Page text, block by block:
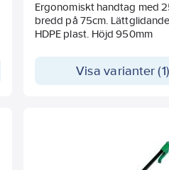
Ergonomiskt handtag med
bredd på 75cm.
HDPE plast. Höjd 950mm
Visa varianter (1)